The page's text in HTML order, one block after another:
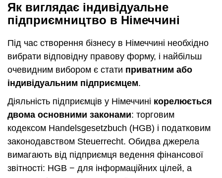
Як виглядає індивідуальне
підприємництво в Німеччині
Під час створення бізнесу в Німеччині необхідно
вибрати відповідну правову форму, і найбільш
очевидним вибором є стати приватним або
індивідуальним підприємцем.
Діяльність підприємців у Німеччині корелюється
двома основними законами: торговим
кодексом Handelsgesetzbuch (HGB) і податковим
законодавством Steuerrecht. Обидва джерела
вимагають від підприємця ведення фінансової
звітності: HGB − для інформаційних цілей, а